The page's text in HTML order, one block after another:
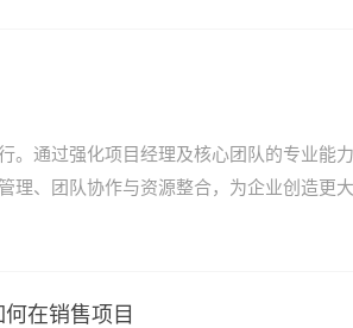
。通过强化项目经理及核心团队的专业能
理、团队协作与资源整合，为企业创造更
在销售项目